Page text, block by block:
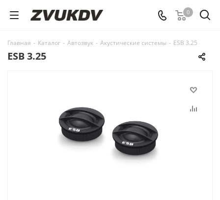
0
Главная - Каталог - Автозвук - Акустические системы - ESB 3.25
ESB 3.25